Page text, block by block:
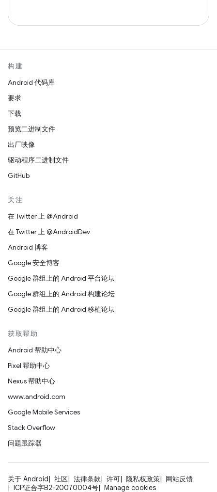
构建
Android 代码库
要求
下载
预览二进制文件
出厂映像
驱动程序二进制文件
GitHub
关注
在 Twitter 上 @Android
在 Twitter 上 @AndroidDev
Android 博客
Google 安全博客
Google 群组上的 Android 平台论坛
Google 群组上的 Android 构建论坛
Google 群组上的 Android 移植论坛
获取帮助
Android 帮助中心
Pixel 帮助中心
Nexus 帮助中心
www.android.com
Google Mobile Services
Stack Overflow
问题跟踪器
关于 Android 社区 法律条款 许可 隐私权政策
网站反馈
ICP证合字B2-20070004号
Manage cookies